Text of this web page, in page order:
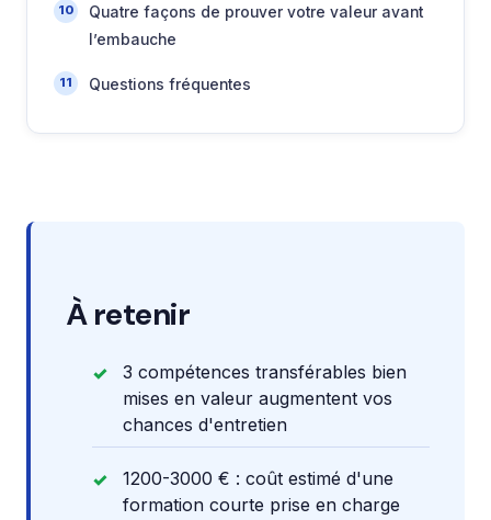
Quatre façons de prouver votre valeur avant
l’embauche
Questions fréquentes
À retenir
3 compétences transférables bien
mises en valeur augmentent vos
chances d'entretien
1200-3000 € : coût estimé d'une
formation courte prise en charge